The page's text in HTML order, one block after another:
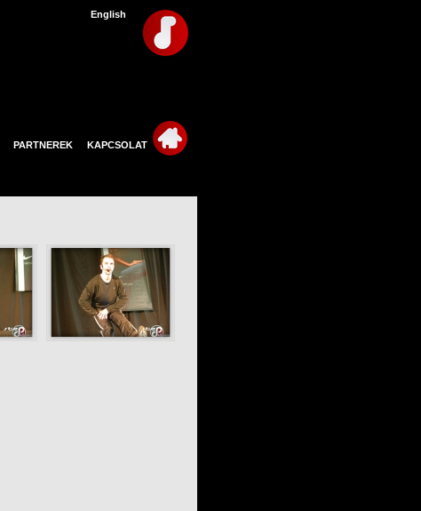
PARTNEREK KAPCSOLAT
English